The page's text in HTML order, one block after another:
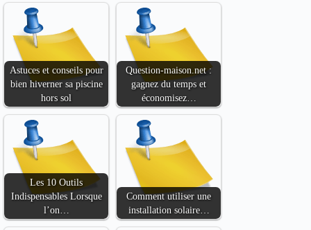
Astuces et conseils pour
bien hiverner sa piscine
hors sol
Question-maison.net :
gagnez du temps et
économisez…
Les 10 Outils
Indispensables Lorsque
l’on…
Comment utiliser une
installation solaire…